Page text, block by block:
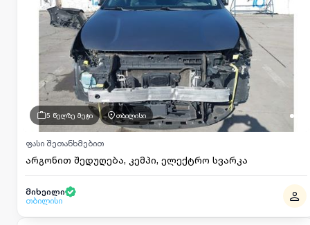
5 წელზე მეტი თბილისი
არგონით შედუღება, კემპი, ელექტრო სვარკა
ფასი შეთანხმებით
მიხეილი
თბილისი